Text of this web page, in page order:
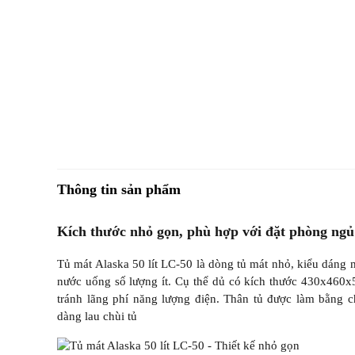
Thông tin sản phẩm
Kích thước nhỏ gọn, phù hợp với đặt phòng
Tủ mát Alaska 50 lít LC-50 là dòng tủ mát nhỏ, kiểu dáng
nước uống số lượng ít. Cụ thể dủ có kích thước
tránh lãng phí năng lượng điện. Thân tủ được làm bằng
dàng lau chùi tủ